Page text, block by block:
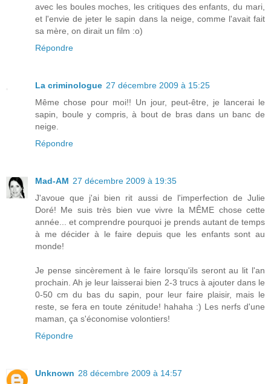
avec les boules moches, les critiques des enfants, du mari,
et l'envie de jeter le sapin dans la neige, comme l'avait fait
sa mère, on dirait un film :o)
Répondre
La criminologue 27 décembre 2009 à 15:25
Même chose pour moi!! Un jour, peut-être, je lancerai le
sapin, boule y compris, à bout de bras dans un banc de
neige.
Répondre
Mad-AM 27 décembre 2009 à 19:35
J'avoue que j'ai bien rit aussi de l'imperfection de Julie
Doré! Me suis très bien vue vivre la MÊME chose cette
année... et comprendre pourquoi je prends autant de temps
à me décider à le faire depuis que les enfants sont au
monde!
Je pense sincèrement à le faire lorsqu'ils seront au lit l'an
prochain. Ah je leur laisserai bien 2-3 trucs à ajouter dans le
0-50 cm du bas du sapin, pour leur faire plaisir, mais le
reste, se fera en toute zénitude! hahaha :) Les nerfs d'une
maman, ça s'économise volontiers!
Répondre
Unknown 28 décembre 2009 à 14:57